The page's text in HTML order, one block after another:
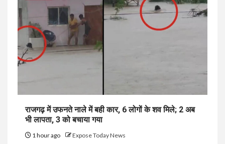
राजगढ़ में उफनते नाले में बही कार, 6 लोगों के शव मिले; 2 अब
भी लापता, 3 को बचाया गया
1 hour ago Expose Today News